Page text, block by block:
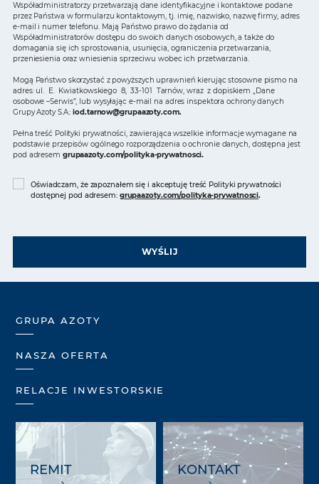
Współadministratorzy przetwarzają dane identyfikacyjne i kontaktowe podane
przez Państwa w formularzu kontaktowym, tj. imię, nazwisko, nazwę firmy, adres
e-mail i numer telefonu. Mają Państwo prawo do żądania od
Współadministratorów dostępu do swoich danych osobowych, a także do
domagania się ich sprostowania, usunięcia, ograniczenia przetwarzania,
przeniesienia oraz wniesienia sprzeciwu wobec ich przetwarzania.
Mogą Państwo skorzystać z powyższych uprawnień kierując stosowne pismo na
adres: ul. E. Kwiatkowskiego 8, 33-101 Tarnów, wraz z dopiskiem „Dane
osobowe –Serwis”, lub wysyłając e-mail na adres inspektora ochrony danych
Grupy Azoty S.A.:iod.tarnow@grupaazoty.com.
Pełna treść Polityki prywatności, zawierająca wszelkie informacje wymagane na
podstawie przepisów ogólnego rozporządzenia o ochronie danych, dostępna jest
pod adresem grupaazoty.com/polityka-prywatnosci.
Oświadczam, że zapoznałem się i akceptuję treść Polityki prywatności
dostępnej pod adresem: grupaazoty.com/polityka-prywatnosci.
WYŚLIJ
GRUPA AZOTY
NASZA OFERTA
RELACJE INWESTORSKIE
REMIT KONTAKT